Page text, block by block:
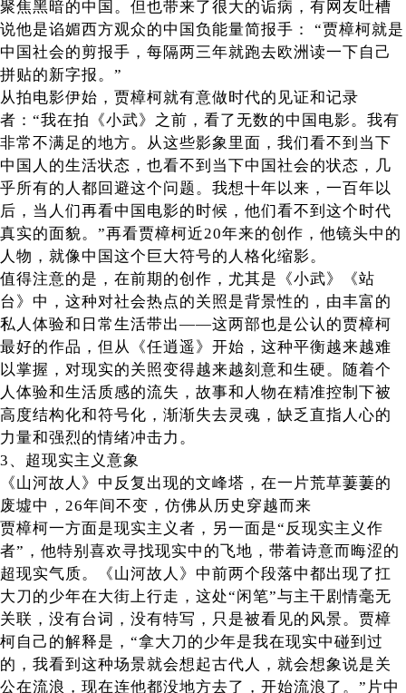
聚焦黑暗的中国。但也带来了很大的诟病，有网友吐槽
说他是谄媚西方观众的中国负能量简报手： “贾樟柯就是
中国社会的剪报手，每隔两三年就跑去欧洲读一下自己
拼贴的新字报。”
从拍电影伊始，贾樟柯就有意做时代的见证和记录
者：“我在拍《小武》之前，看了无数的中国电影。我有
非常不满足的地方。从这些影象里面，我们看不到当下
中国人的生活状态，也看不到当下中国社会的状态，几
乎所有的人都回避这个问题。我想十年以来，一百年以
后，当人们再看中国电影的时候，他们看不到这个时代
真实的面貌。”再看贾樟柯近20年来的创作，他镜头中的
人物，就像中国这个巨大符号的人格化缩影。
值得注意的是，在前期的创作，尤其是《小武》《站
台》中，这种对社会热点的关照是背景性的，由丰富的
私人体验和日常生活带出——这两部也是公认的贾樟柯
最好的作品，但从《任逍遥》开始，这种平衡越来越难
以掌握，对现实的关照变得越来越刻意和生硬。随着个
人体验和生活质感的流失，故事和人物在精准控制下被
高度结构化和符号化，渐渐失去灵魂，缺乏直指人心的
力量和强烈的情绪冲击力。
3、超现实主义意象
《山河故人》中反复出现的文峰塔，在一片荒草萋萋的
废墟中，26年间不变，仿佛从历史穿越而来
贾樟柯一方面是现实主义者，另一面是“反现实主义作
者”，他特别喜欢寻找现实中的飞地，带着诗意而晦涩的
超现实气质。《山河故人》中前两个段落中都出现了扛
大刀的少年在大街上行走，这处“闲笔”与主干剧情毫无
关联，没有台词，没有特写，只是被看见的风景。贾樟
柯自己的解释是，“拿大刀的少年是我在现实中碰到过
的，我看到这种场景就会想起古代人，就会想象说是关
公在流浪，现在连他都没地方去了，开始流浪了。”片中